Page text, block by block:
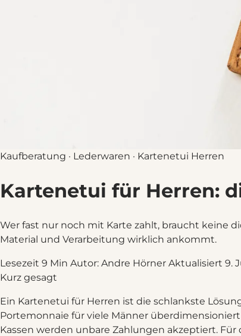
Kaufberatung · Lederwaren · Kartenetui Herren
Kartenetui für Herren:
Wer fast nur noch mit Karte zahlt, braucht keine
Material und Verarbeitung wirklich ankommt.
Lesezeit 9 Min Autor: Andre Hörner Aktualisiert 9.
Kurz gesagt
Ein Kartenetui für Herren ist die schlankste
Portemonnaie für viele Männer
Kassen werden unbare Zahlungen akzeptiert.